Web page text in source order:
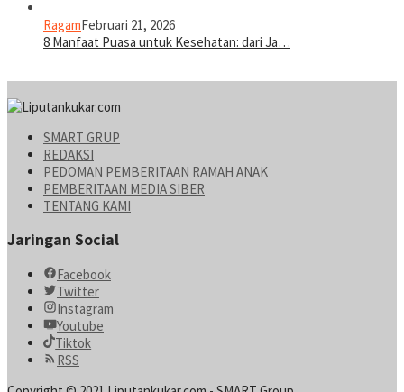
RagamFebruari 21, 2026
8 Manfaat Puasa untuk Kesehatan: dari Ja…
SMART GRUP
REDAKSI
PEDOMAN PEMBERITAAN RAMAH ANAK
PEMBERITAAN MEDIA SIBER
TENTANG KAMI
Jaringan Social
Facebook
Twitter
Instagram
Youtube
Tiktok
RSS